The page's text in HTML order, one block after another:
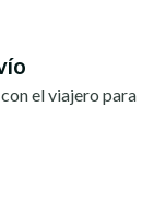
el viajero para